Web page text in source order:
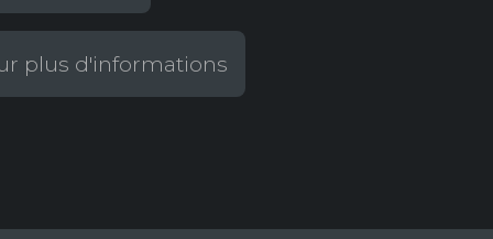
plus d'informations